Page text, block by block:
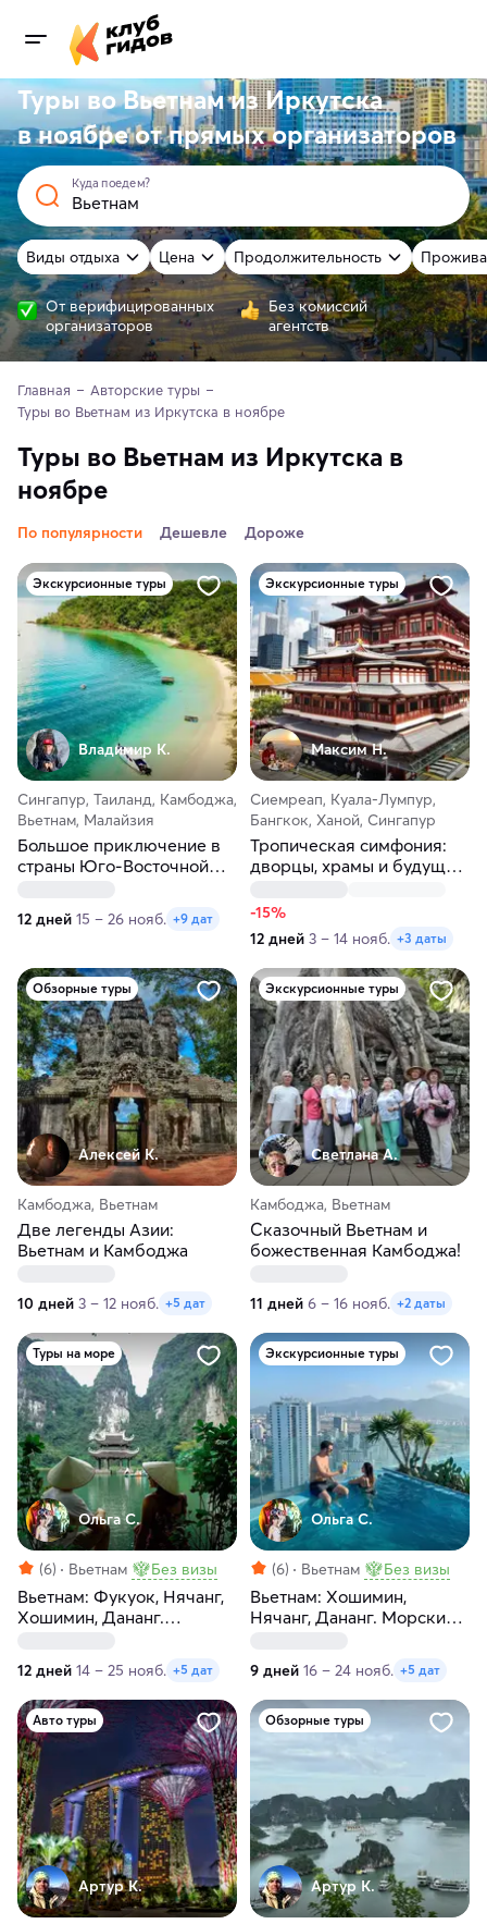
Туры во Вьетнам из Иркутска
в ноябре отпрямыхорганизаторов
Куда поедем?
Виды отдыха Цена Продолжительность
От верифицированных
организаторов
Без комиссий
агентств
Главная
Авторские туры
Туры во Вьетнам из Иркутска в ноябре
Туры во Вьетнам из Иркутска в
ноябре
По популярности Дешевле Дороже
Экскурсионные туры
Владимир К.
Сингапур, Таиланд, Камбоджа,
Вьетнам, Малайзия
Большое приключение в
страны Юго-Восточной
12 дней 15 – 26 нояб. +9 дат
Экскурсионные туры
Максим H.
Сиемреап, Куала-Лумпур,
Бангкок, Ханой, Сингапур
Тропическая симфония:
дворцы, храмы и будущее
-15%
12 дней 3 – 14 нояб. +3 даты
Обзорные туры
Алексей К.
Камбоджа, Вьетнам
Две легенды Азии:
Вьетнам и Камбоджа
10 дней 3 – 12 нояб. +5 дат
Экскурсионные туры
Светлана А.
Камбоджа, Вьетнам
Сказочный Вьетнам и
божественная Камбоджа!
11 дней 6 – 16 нояб. +2 даты
Туры на море
Ольга С.
(6) Вьетнам Без визы
Вьетнам: Фукуок, Нячанг,
Хошимин, Дананг.
12 дней 14 – 25 нояб. +5 дат
Экскурсионные туры
Ольга С.
(6) Вьетнам Без визы
Вьетнам: Хошимин,
Нячанг, Дананг. Морские
9 дней 16 – 24 нояб. +5 дат
Авто туры
Артур К.
Обзорные туры
Артур К.